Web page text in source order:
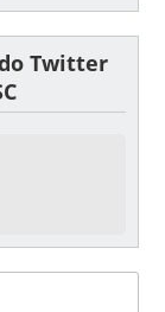
Twitter